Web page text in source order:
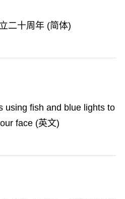
二十周年 (简体)
using fish and blue lights to
face (英文)